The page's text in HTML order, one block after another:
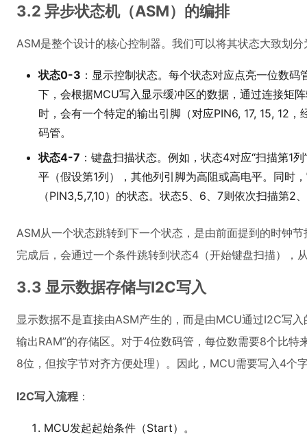
3.2 异步状态机（ASM）的编排
ASM是整个设计的核心控制器。我们可以将其状态大致划
状态0-3 ：显示控制状态。每个状态对应点亮一位数
下，会根据MCU写入显示缓冲区的数据，通过连接矩
时，会有一个特定的输出引脚（对应PIN6, 17, 15, 12
码管。
状态4-7 ：键盘扫描状态。例如，状态4对应“扫描第1
平（假设第1列），其他列引脚为高阻或高电平。同时
（PIN3,5,7,10）的状态。状态5、6、7则依次扫描第2
ASM从一个状态跳转到下一个状态，是由前面提到的时钟
完成后，会通过一个条件跳转到状态4（开始键盘扫描），
3.3 显示数据存储与I2C写入
显示数据不是直接由ASM产生的，而是由MCU通过I2C写
输出RAM”的存储区。对于4位数码管，每位数需要8个比特
8位，但按字节对齐方便处理）。因此，MCU需要写入4个
I2C写入流程 ：
MCU发起起始条件（Start）。